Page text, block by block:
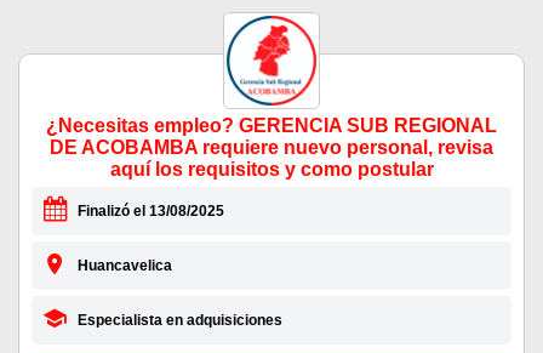
¿Necesitas empleo? GERENCIA SUB REGIONAL
DE ACOBAMBA requiere nuevo personal, revisa
aquí los requisitos y como postular
Finalizó el 13/08/2025
Huancavelica
Especialista en adquisiciones